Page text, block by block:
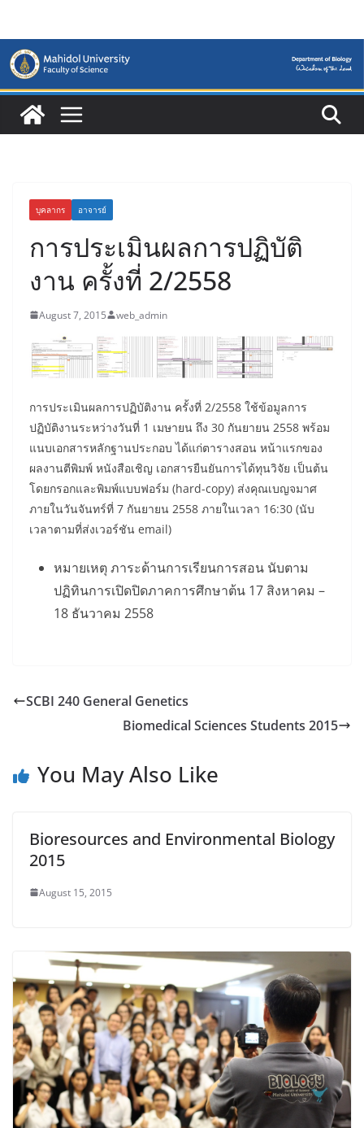
content
บุคลากร อาจารย์
การประเมินผลการปฏิบัติ
งาน ครั้งที่ 2/2558
August 7, 2015 web_admin
การประเมินผลการปฏิบัติงาน ครั้งที่ 2/2558 ใช้ข้อมูลการ
ปฏิบัติงานระหว่างวันที่ 1 เมษายน ถึง 30 กันยายน 2558 พร้อม
แนบเอกสารหลักฐานประกอบ ได้แก่ตารางสอน หน้าแรกของ
ผลงานตีพิมพ์ หนังสือเชิญ เอกสารยืนยันการได้ทุนวิจัย เป็นต้น
โดยกรอกและพิมพ์แบบฟอร์ม (hard-copy) ส่งคุณเบญจมาศ
ภายในวันจันทร์ที่ 7 กันยายน 2558 ภายในเวลา 16:30 (นับ
เวลาตามที่ส่งเวอร์ชัน email)
หมายเหตุ ภาระด้านการเรียนการสอน นับตาม
ปฏิทินการเปิดปิดภาคการศึกษาต้น 17 สิงหาคม –
18 ธันวาคม 2558
SCBI 240 General Genetics
Biomedical Sciences Students 2015
You May Also Like
Bioresources and Environmental Biology
2015
August 15, 2015